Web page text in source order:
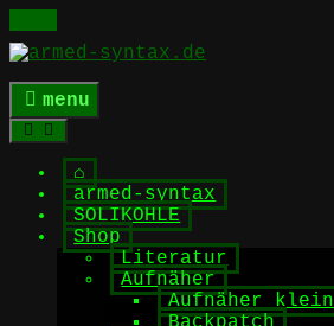
Skip
to
content
menu
⌂
armed-syntax
SOLIKOHLE
Shop
Literatur
Aufnäher
Aufnäher klein